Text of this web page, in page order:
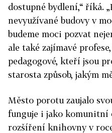
dostupné bydlení,“ říká.
nevyužívané budovy v
budeme moci pozvat
ale také zajímavé
pedagogové, kteří jsou
starosta způsob, jakým
Město porotu zaujalo
funguje i jako komunitní
rozšíření knihovny v